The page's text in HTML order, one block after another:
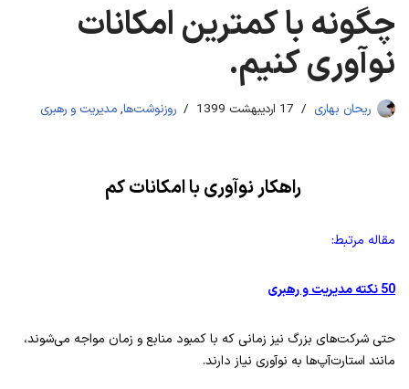
چگونه با کمترین امکانات
نوآوری کنیم.
ریحان بهاری 17 اردیبهشت 1399 روزنوشت‌ها,مدیریت و رهبری
راهکار نوآوری با امکانات کم
مقاله مرتبط:
50نکته مدیریت و رهبری
حتی شرکت‌های بزرگ نیز زمانی که با کمبود منابع و زمان مواجه می‌شوند،
مانند استارت‌آپ‌ها به نوآوری نیاز دارند.